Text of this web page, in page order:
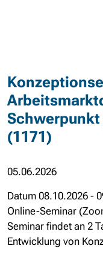
Schwerpunkt
(1171)
05.06.2026
Datum 08.10.2026 -
Online-Seminar
Seminar findet an 2
Entwicklung von